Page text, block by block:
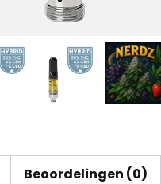
Beoordelingen (0)